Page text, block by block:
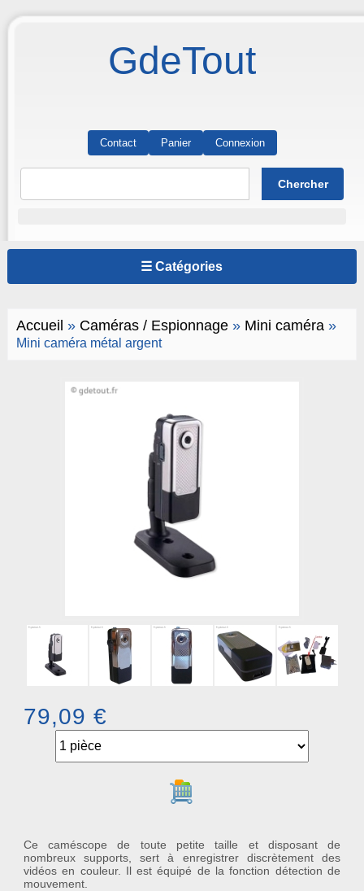
GdeTout
Contact Panier Connexion
☰ Catégories
Accueil » Caméras / Espionnage» Mini caméra»
Mini caméra métal argent
79,09 €
Ajouter au panier
Ce caméscope de toute petite taille et disposant de
nombreux supports, sert à enregistrer discrètement des
vidéos en couleur. Il est équipé de la fonction détection de
mouvement.